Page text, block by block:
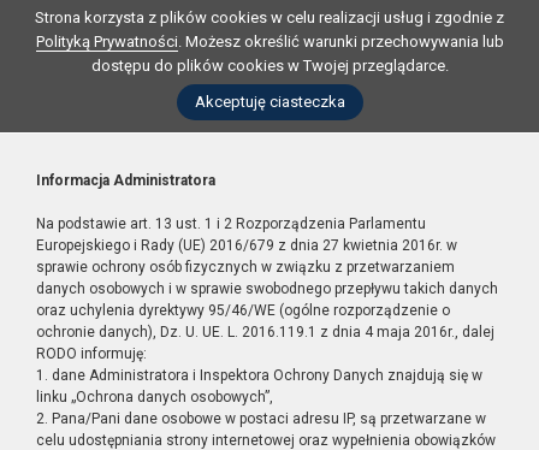
Strona korzysta z plików cookies w celu realizacji usług i zgodnie z
Polityką Prywatności. Możesz określić warunki przechowywania lub
dostępu do plików cookies w Twojej przeglądarce.
Akceptuję ciasteczka
Informacja Administratora
Na podstawie art. 13 ust. 1 i 2 Rozporządzenia Parlamentu
Europejskiego i Rady (UE) 2016/679 z dnia 27 kwietnia 2016r. w
sprawie ochrony osób fizycznych w związku z przetwarzaniem
danych osobowych i w sprawie swobodnego przepływu takich danych
oraz uchylenia dyrektywy 95/46/WE (ogólne rozporządzenie o
ochronie danych), Dz. U. UE. L. 2016.119.1 z dnia 4 maja 2016r., dalej
RODO informuję:
1. dane Administratora i Inspektora Ochrony Danych znajdują się w
linku „Ochrona danych osobowych”,
2. Pana/Pani dane osobowe w postaci adresu IP, są przetwarzane w
celu udostępniania strony internetowej oraz wypełnienia obowiązków